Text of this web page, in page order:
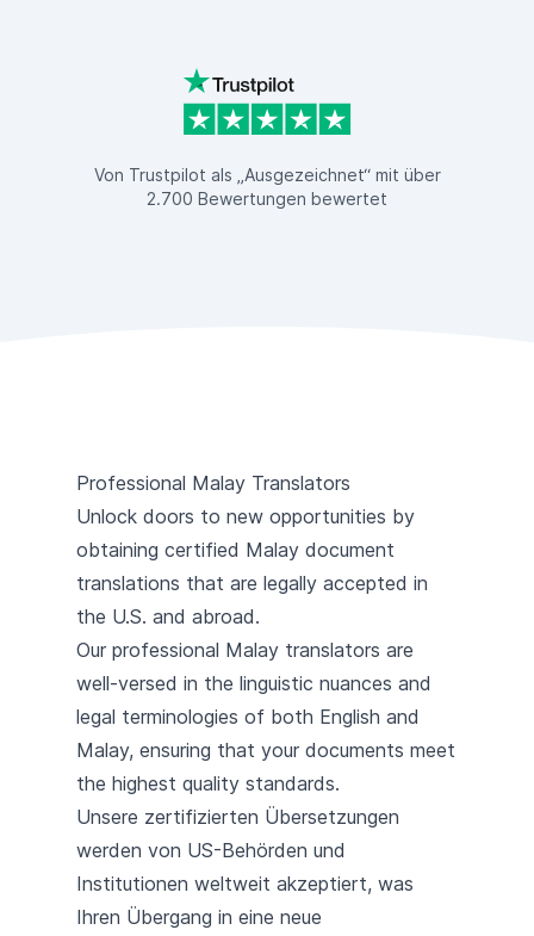
Von Trustpilot als „Ausgezeichnet“ mit über
2.700 Bewertungen bewertet
Professional Malay Translators
Unlock doors to new opportunities by
obtaining certified Malay document
translations that are legally accepted in
the U.S. and abroad.
Our professional Malay translators are
well-versed in the linguistic nuances and
legal terminologies of both English and
Malay, ensuring that your documents meet
the highest quality standards.
Unsere zertifizierten Übersetzungen
werden von US-Behörden und
Institutionen weltweit akzeptiert, was
Ihren Übergang in eine neue